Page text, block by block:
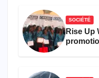
SOCIÉTÉ
Rise Up